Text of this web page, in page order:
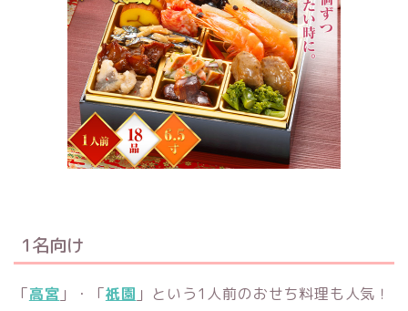
1名向け
「高宮 」・「祇園 」という1人前のおせち料理も人気！